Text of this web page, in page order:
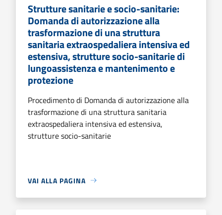
Strutture sanitarie e socio-sanitarie:
Domanda di autorizzazione alla
trasformazione di una struttura
sanitaria extraospedaliera intensiva ed
estensiva, strutture socio-sanitarie di
lungoassistenza e mantenimento e
protezione
Procedimento di Domanda di autorizzazione alla
trasformazione di una struttura sanitaria
extraospedaliera intensiva ed estensiva,
strutture socio-sanitarie
VAI ALLA PAGINA